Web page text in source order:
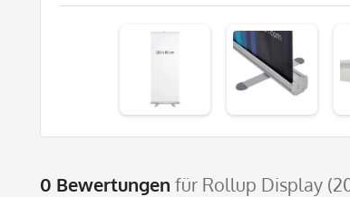
0 Bewertungen für Rollup Display